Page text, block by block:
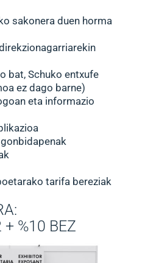
sakonera duen horma
bat, Schuko entxufe
ez dago barne)
eta informazio
tarifa bereziak
%10 BEZ